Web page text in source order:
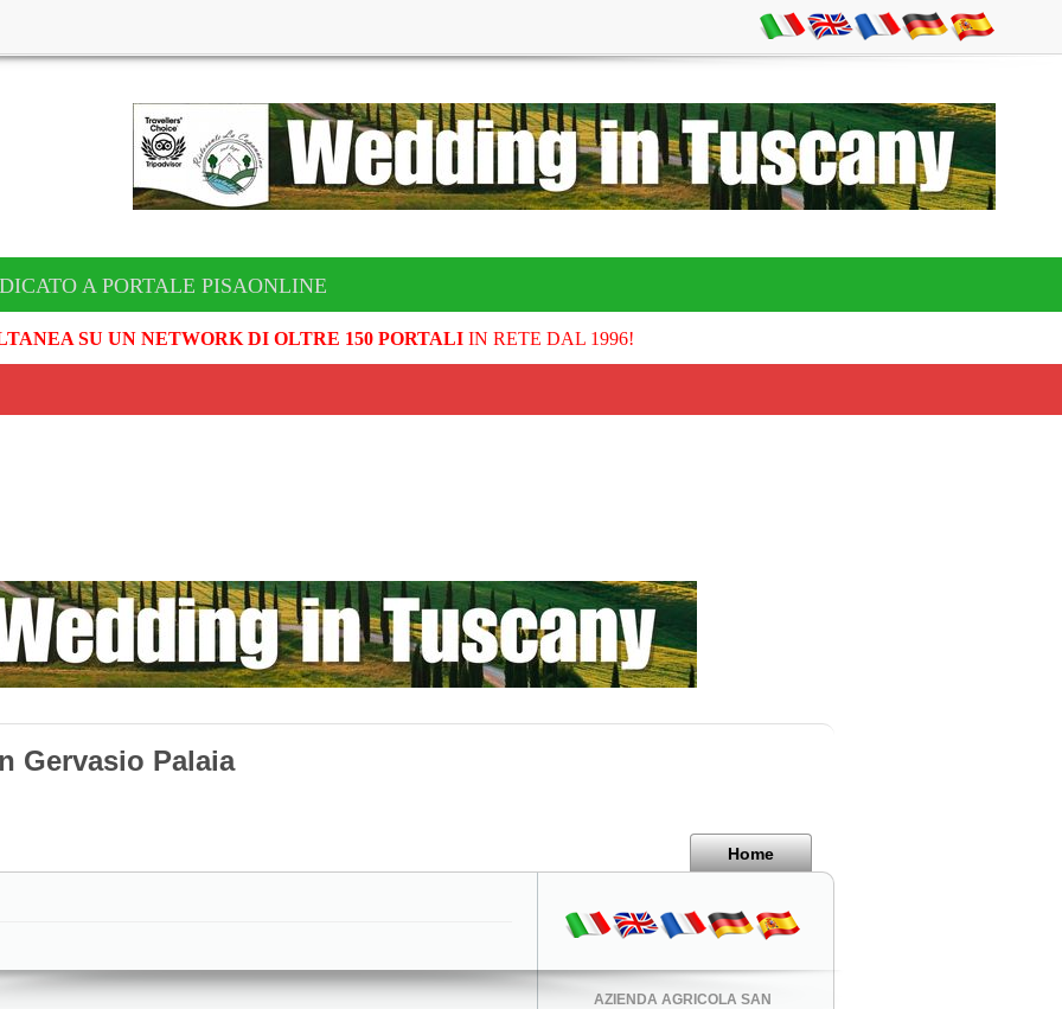
A PORTALE PISAONLINE
SU UN NETWORK DI OLTRE 150 PORTALIIN RETE DAL 1996!
Gervasio Palaia
Home
AZIENDA AGRICOLA SAN